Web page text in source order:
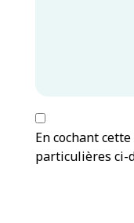
En cochant
particulières ci-